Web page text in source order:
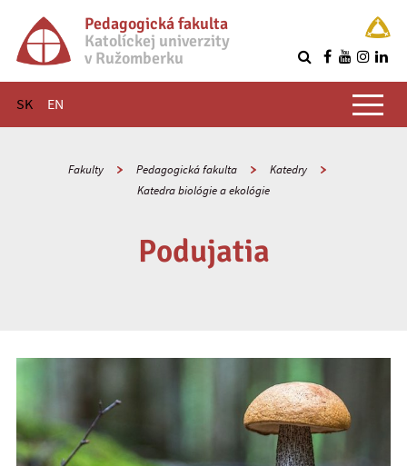
Pedagogická fakulta
Katolíckej univerzity
v Ružomberku
SK EN
Hlavné menu
Fakulty Pedagogická fakulta
Katedry
Katedra biológie a ekológie
Podujatia